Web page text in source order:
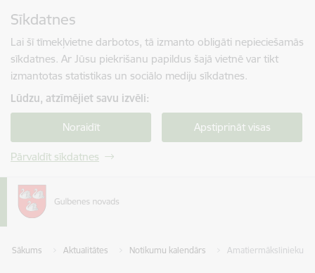
Sīkdatnes
Lai šī tīmekļvietne darbotos, tā izmanto obligāti nepieciešamās
sīkdatnes. Ar Jūsu piekrišanu papildus šajā vietnē var tikt
izmantotas statistikas un sociālo mediju sīkdatnes.
Lūdzu, atzīmējiet savu izvēli:
Noraidīt Apstiprināt visas
Pārvaldīt sīkdatnes
Sākums Aktualitātes Notikumu kalendārs Amatiermākslinieku